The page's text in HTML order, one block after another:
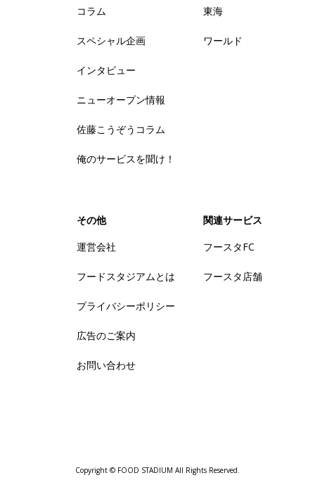
コラム
スペシャル企画
インタビュー
ニューオープン情報
佐藤こうぞうコラム
俺のサービスを聞け！
東海
ワールド
その他
運営会社
フードスタジアムとは
プライバシーポリシー
広告のご案内
お問い合わせ
関連サービス
フースタFC
フースタ店舗
Copyright © FOOD STADIUM All Rights Reserved.